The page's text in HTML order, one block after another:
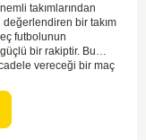
takımlarından
bir takım
futbolunun
bir rakiptir. Bu
vereceği bir maç
dengede geçmesi
olduğu için karşılıklı